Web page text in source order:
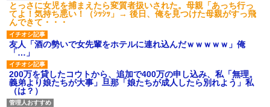
とっさに女児を捕まえたら変質者扱いされた。母親「あっち行っ
てよ！気持ち悪い！（ｼｯｼｯ」→ 後日、俺を見つけた母親がすっ飛
んできて・・・
友人「酒の勢いで女先輩をホテルに連れ込んだｗｗｗｗｗ」俺
「…」
200万を貸したコウトから、追加で400万の申し込み、私「無理。
義弟より娘たちが大事」旦那「娘たちが成人したら別れよう」私
（は？）